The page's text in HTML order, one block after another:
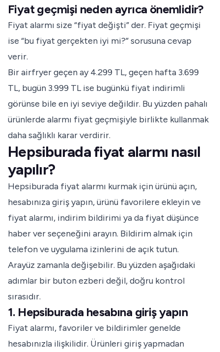
Fiyat geçmişi neden ayrıca önemlidir?
Fiyat alarmı size “fiyat değişti” der. Fiyat geçmişi
ise “bu fiyat gerçekten iyi mi?” sorusuna cevap
verir.
Bir airfryer geçen ay 4.299 TL, geçen hafta 3.699
TL, bugün 3.999 TL ise bugünkü fiyat indirimli
görünse bile en iyi seviye değildir. Bu yüzden pahalı
ürünlerde alarmı fiyat geçmişiyle birlikte kullanmak
daha sağlıklı karar verdirir.
Hepsiburada fiyat alarmı nasıl
yapılır?
Hepsiburada fiyat alarmı kurmak için ürünü açın,
hesabınıza giriş yapın, ürünü favorilere ekleyin ve
fiyat alarmı, indirim bildirimi ya da fiyat düşünce
haber ver seçeneğini arayın. Bildirim almak için
telefon ve uygulama izinlerini de açık tutun.
Arayüz zamanla değişebilir. Bu yüzden aşağıdaki
adımlar bir buton ezberi değil, doğru kontrol
sırasıdır.
1. Hepsiburada hesabına giriş yapın
Fiyat alarmı, favoriler ve bildirimler genelde
hesabınızla ilişkilidir. Ürünleri giriş yapmadan